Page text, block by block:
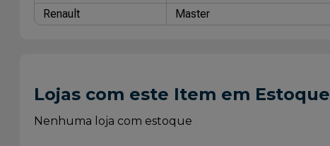
Renault
Master
Lojas com este Item em Estoque
Nenhuma loja com estoque